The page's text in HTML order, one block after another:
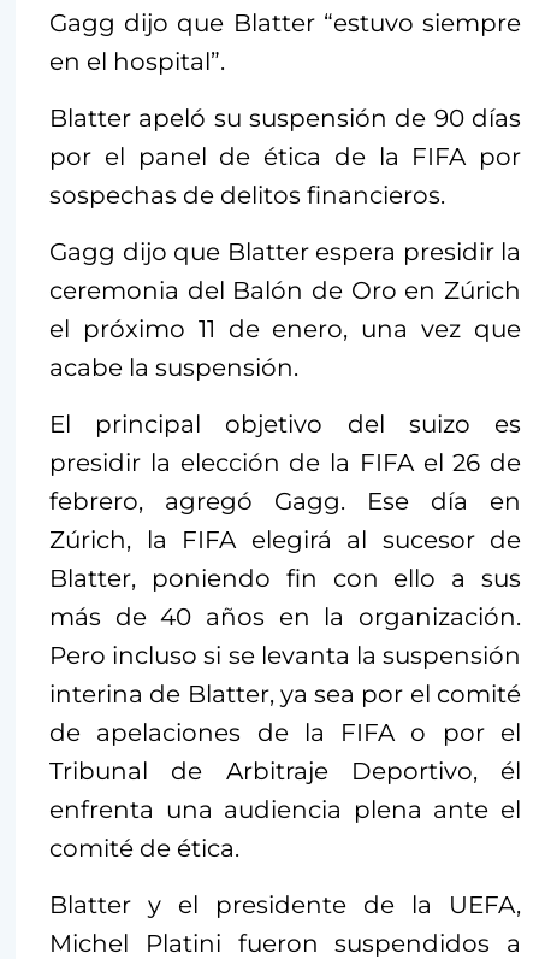
Gagg dijo que Blatter “estuvo siempre
en el hospital”.
Blatter apeló su suspensión de 90 días
por el panel de ética de la FIFA por
sospechas de delitos financieros.
Gagg dijo que Blatter espera presidir la
ceremonia del Balón de Oro en Zúrich
el próximo 11 de enero, una vez que
acabe la suspensión.
El principal objetivo del suizo es
presidir la elección de la FIFA el 26 de
febrero, agregó Gagg. Ese día en
Zúrich, la FIFA elegirá al sucesor de
Blatter, poniendo fin con ello a sus
más de 40 años en la organización.
Pero incluso si se levanta la suspensión
interina de Blatter, ya sea por el comité
de apelaciones de la FIFA o por el
Tribunal de Arbitraje Deportivo, él
enfrenta una audiencia plena ante el
comité de ética.
Blatter y el presidente de la UEFA,
Michel Platini fueron suspendidos a